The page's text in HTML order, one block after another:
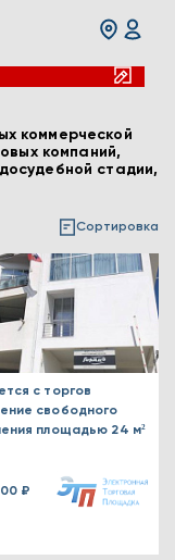
коммерческой
компаний,
стадии,
Сортировка
с торгов
свободного
площадью 24 м²
₽